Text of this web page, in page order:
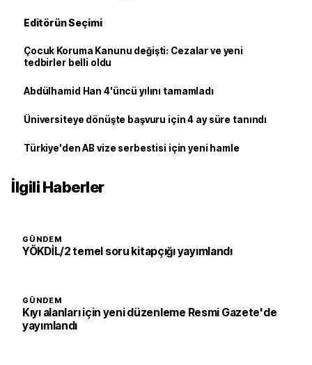
Editörün Seçimi
Çocuk Koruma Kanunu değişti: Cezalar ve yeni
tedbirler belli oldu
Abdülhamid Han 4'üncü yılını tamamladı
Üniversiteye dönüşte başvuru için 4 ay süre tanındı
Türkiye'den AB vize serbestisi için yeni hamle
İlgili Haberler
GÜNDEM
YÖKDİL/2 temel soru kitapçığı yayımlandı
GÜNDEM
Kıyı alanları için yeni düzenleme Resmi Gazete'de
yayımlandı